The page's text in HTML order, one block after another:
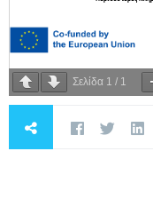
Σελίδα 1 / 1